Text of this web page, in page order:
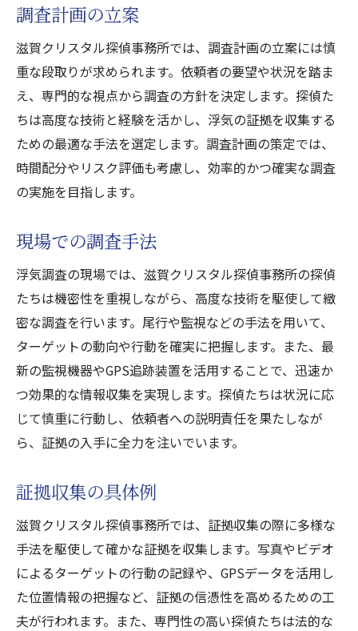
調査計画の立案
滋賀クリスタル探偵事務所では、調査計画の立案には慎
重な段取りが求められます。依頼者の要望や状況を踏ま
え、専門的な視点から調査の方針を決定します。探偵た
ちは高度な技術と経験を活かし、浮気の証拠を収集する
ための最適な手法を選定します。調査計画の策定では、
時間配分やリスク評価も考慮し、効率的かつ確実な調査
の実施を目指します。
現場での調査手法
浮気調査の現場では、滋賀クリスタル探偵事務所の探偵
たちは機密性を重視しながら、高度な技術を駆使して緻
密な調査を行います。尾行や監視などの手法を用いて、
ターゲットの動向や行動を確実に把握します。また、最
新の監視機器やGPS追跡装置を活用することで、迅速か
つ効果的な情報収集を実現します。探偵たちは状況に応
じて慎重に行動し、依頼者への説明責任を果たしなが
ら、証拠の入手に全力を注いでいます。
証拠収集の具体例
滋賀クリスタル探偵事務所では、証拠収集の際に多様な
手法を駆使して確かな証拠を収集します。写真やビデオ
によるターゲットの行動の記録や、GPSデータを活用し
た位置情報の把握など、証拠の信憑性を高めるための工
夫が行われます。また、専門性の高い探偵たちは法的な